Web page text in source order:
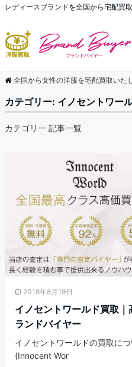
レディースブランドを全国から宅配買
全国から女性の洋服を宅配買取いた
カテゴリー: イノセントワー
カテゴリ一 記事一覧
2018年8月19日
イノセントワールド買取
ランドバイヤー
イノセントワールドの買取に
(Innocent Wor